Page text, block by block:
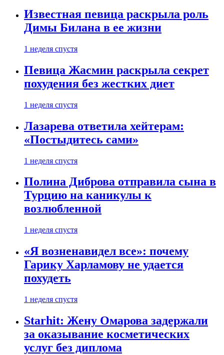
Известная певица раскрыла роль
Димы Билана в ее жизни
1 неделя спустя
Певица Жасмин раскрыла секрет
похудения без жестких диет
1 неделя спустя
Лазарева ответила хейтерам:
«Постыдитесь сами»
1 неделя спустя
Полина Диброва отправила сына в
Турцию на каникулы к
возлюбленной
1 неделя спустя
«Я возненавидел все»: почему
Гарику Харламову не удается
похудеть
1 неделя спустя
Starhit: Жену Омарова задержали
за оказывание косметических
услуг без диплома